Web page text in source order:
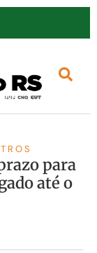
para
até o